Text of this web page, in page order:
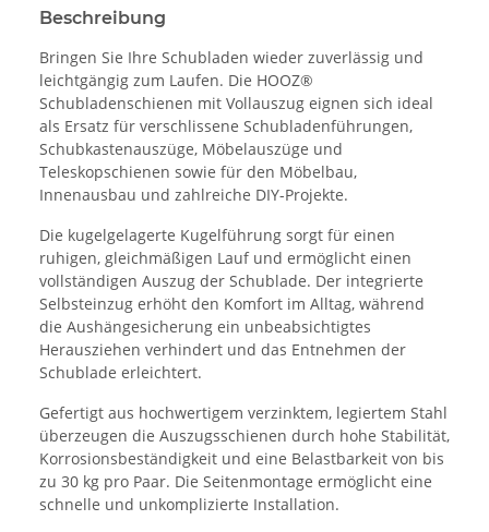
Beschreibung
Bringen Sie Ihre Schubladen wieder zuverlässig und
leichtgängig zum Laufen. Die HOOZ®
Schubladenschienen mit Vollauszug eignen sich ideal
als Ersatz für verschlissene Schubladenführungen,
Schubkastenauszüge, Möbelauszüge und
Teleskopschienen sowie für den Möbelbau,
Innenausbau und zahlreiche DIY-Projekte.
Die kugelgelagerte Kugelführung sorgt für einen
ruhigen, gleichmäßigen Lauf und ermöglicht einen
vollständigen Auszug der Schublade. Der integrierte
Selbsteinzug erhöht den Komfort im Alltag, während
die Aushängesicherung ein unbeabsichtigtes
Herausziehen verhindert und das Entnehmen der
Schublade erleichtert.
Gefertigt aus hochwertigem verzinktem, legiertem Stahl
überzeugen die Auszugsschienen durch hohe Stabilität,
Korrosionsbeständigkeit und eine Belastbarkeit von bis
zu 30 kg pro Paar. Die Seitenmontage ermöglicht eine
schnelle und unkomplizierte Installation.